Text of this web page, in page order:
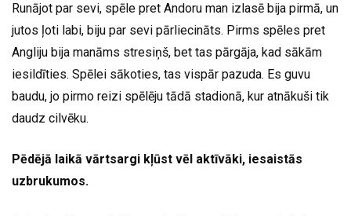
Runājot par sevi, spēle pret Andoru man izlasē bija pirmā, un
jutos ļoti labi, biju par sevi pārliecināts. Pirms spēles pret
Angliju bija manāms stresiņš, bet tas pārgāja, kad sākām
iesildīties. Spēlei sākoties, tas vispār pazuda. Es guvu
baudu, jo pirmo reizi spēlēju tādā stadionā, kur atnākuši tik
daudz cilvēku.
Pēdējā laikā vārtsargi kļūst vēl aktīvāki, iesaistās
uzbrukumos.